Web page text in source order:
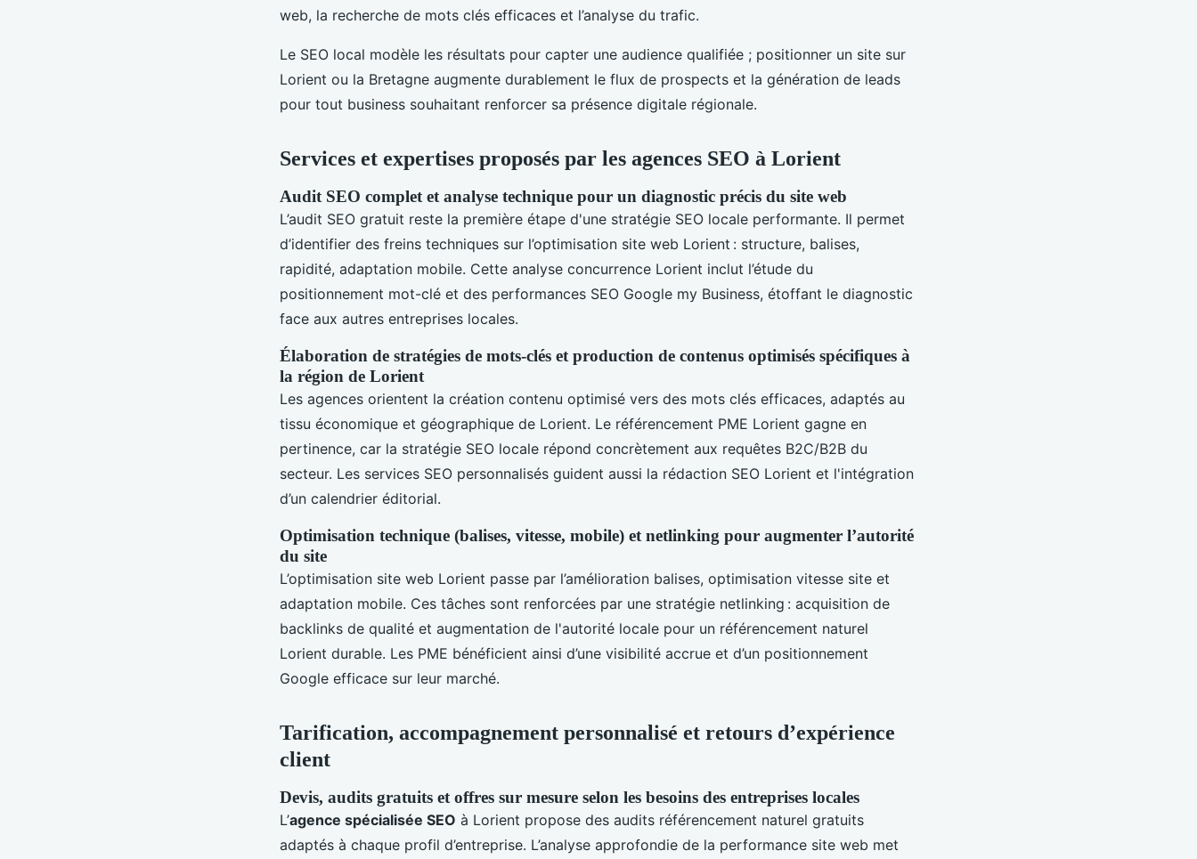
web, la recherche de mots clés efficaces et l’analyse du trafic.
Le SEO local modèle les résultats pour capter une audience qualifiée ; positionner un site sur
Lorient ou la Bretagne augmente durablement le flux de prospects et la génération de leads
pour tout business souhaitant renforcer sa présence digitale régionale.
Services et expertises proposés par les agences SEO à Lorient
Audit SEO complet et analyse technique pour un diagnostic précis du site web
L’audit SEO gratuit reste la première étape d'une stratégie SEO locale performante. Il permet
d’identifier des freins techniques sur l’optimisation site web Lorient : structure, balises,
rapidité, adaptation mobile. Cette analyse concurrence Lorient inclut l’étude du
positionnement mot-clé et des performances SEO Google my Business, étoffant le diagnostic
face aux autres entreprises locales.
Élaboration de stratégies de mots-clés et production de contenus optimisés spécifiques à
la région de Lorient
Les agences orientent la création contenu optimisé vers des mots clés efficaces, adaptés au
tissu économique et géographique de Lorient. Le référencement PME Lorient gagne en
pertinence, car la stratégie SEO locale répond concrètement aux requêtes B2C/B2B du
secteur. Les services SEO personnalisés guident aussi la rédaction SEO Lorient et l'intégration
d’un calendrier éditorial.
Optimisation technique (balises, vitesse, mobile) et netlinking pour augmenter l’autorité
du site
L’optimisation site web Lorient passe par l’amélioration balises, optimisation vitesse site et
adaptation mobile. Ces tâches sont renforcées par une stratégie netlinking : acquisition de
backlinks de qualité et augmentation de l'autorité locale pour un référencement naturel
Lorient durable. Les PME bénéficient ainsi d’une visibilité accrue et d’un positionnement
Google efficace sur leur marché.
Tarification, accompagnement personnalisé et retours d’expérience
client
Devis, audits gratuits et offres sur mesure selon les besoins des entreprises locales
L’agence spécialisée SEO à Lorient propose des audits référencement naturel gratuits
adaptés à chaque profil d’entreprise. L’analyse approfondie de la performance site web met